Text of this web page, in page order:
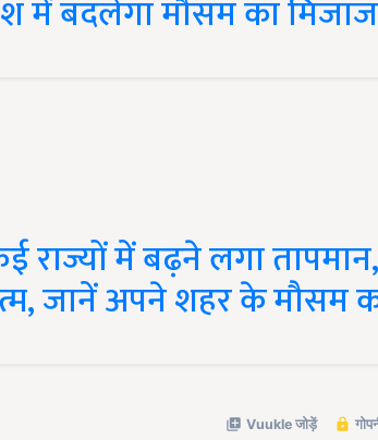
में बढ़ने लगा तापमान,
जानें अपने शहर के मौसम